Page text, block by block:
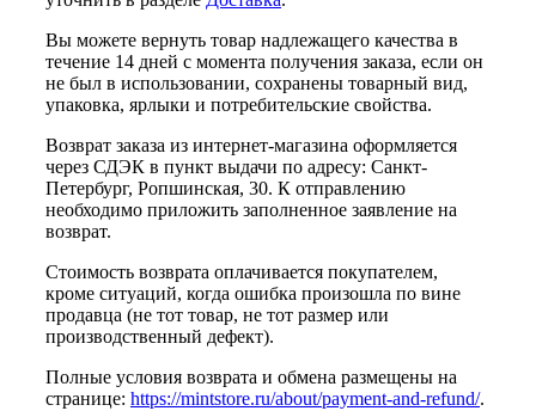
Вы можете вернуть товар надлежащего качества в
течение 14 дней с момента получения заказа, если он
не был в использовании, сохранены товарный вид,
упаковка, ярлыки и потребительские свойства.
Возврат заказа из интернет-магазина оформляется
через СДЭК в пункт выдачи по адресу: Санкт-
Петербург, Ропшинская, 30. К отправлению
необходимо приложить заполненное заявление на
возврат.
Стоимость возврата оплачивается покупателем,
кроме ситуаций, когда ошибка произошла по вине
продавца (не тот товар, не тот размер или
производственный дефект).
Полные условия возврата и обмена размещены на
странице: https://mintstore.ru/about/payment-and-refund/.